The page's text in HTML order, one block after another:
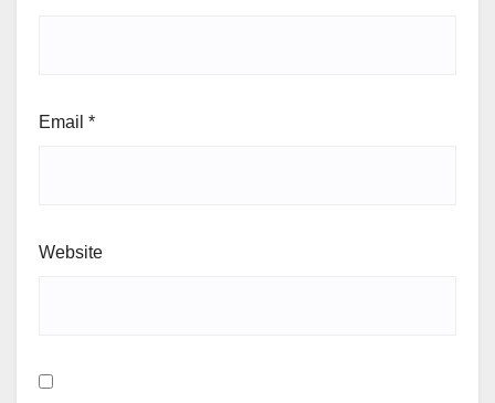
Email *
Website